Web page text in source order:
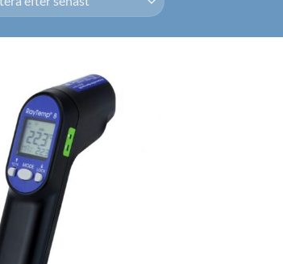
önskelistan